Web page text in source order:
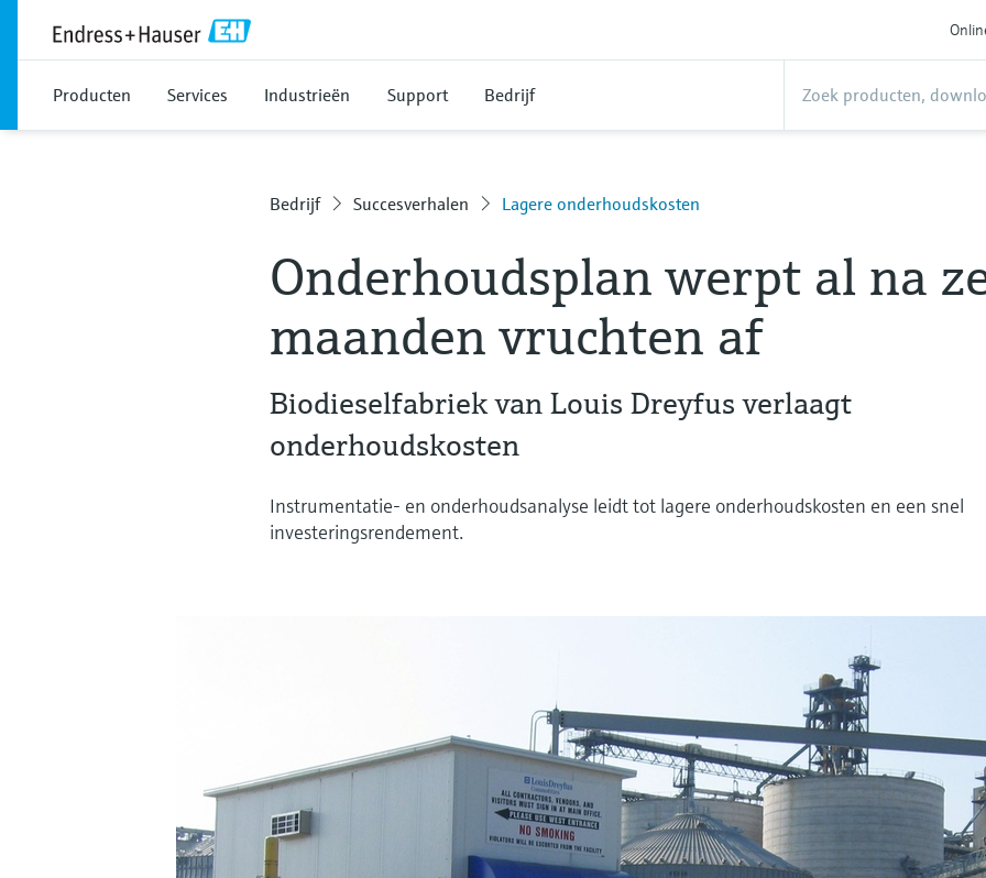
Producten Services Industrieën Support Bedrijf
Bedrijf Succesverhalen Lagere onderhoudskosten
Onderhoudsplan werpt al na
maanden vruchten af
Biodieselfabriek van Louis Dreyfus verlaagt
onderhoudskosten
Instrumentatie- en onderhoudsanalyse leidt tot lagere onderhoudskosten en een snel
investeringsrendement.